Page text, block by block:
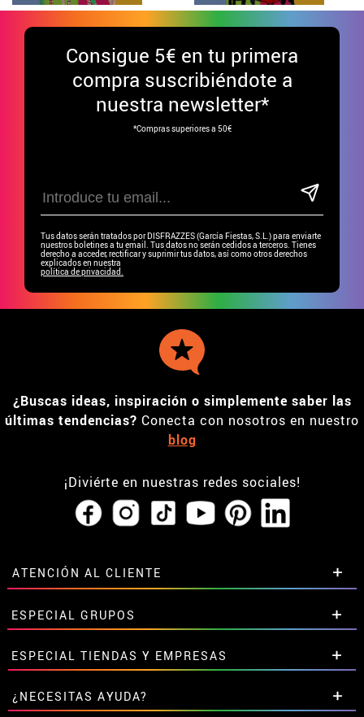
Consigue 5€ en tu primera
compra suscribiéndote a
nuestra newsletter*
*Compras superiores a 50€
Tus datos serán tratados por DISFRAZZES (García Fiestas, S.L.) para enviarte
nuestros boletines a tu email. Tus datos no serán cedidos a terceros. Tienes
derecho a acceder, rectificar y suprimir tus datos, así como otros derechos
explicados en nuestra
política de privacidad.
¿Buscas ideas, inspiración o simplemente saber las
últimas tendencias? Conecta con nosotros en nuestro
blog
¡Diviérte en nuestras redes sociales!
ATENCIÓN AL CLIENTE
• Horario tienda IBI
•Descuento estudiantes
• Sobre nosotros
• Condiciones de venta
• Aviso legal yPrivacidad
• Atencion al cliente
ESPECIAL GRUPOS
Descuentos especiales para grupos.
Contáctanos aquí
ESPECIAL TIENDAS Y EMPRESAS
Descuentos exclusivos para tiendas y empresas.
¿NECESITAS AYUDA?